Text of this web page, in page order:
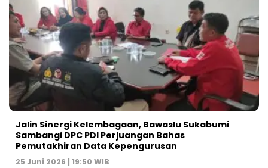
Jalin Sinergi Kelembagaan, Bawaslu Sukabumi
Sambangi DPC PDI Perjuangan Bahas
Pemutakhiran Data Kepengurusan
25 Juni 2026 | 19:50 WIB